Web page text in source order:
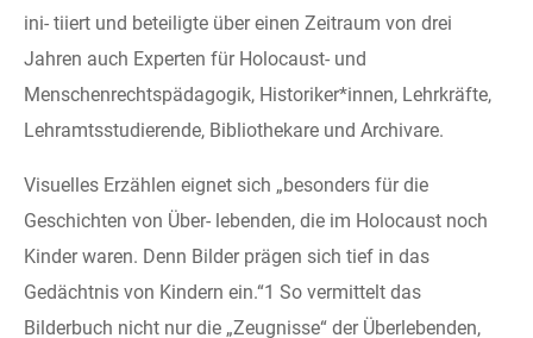
ini- tiiert und beteiligte über einen Zeitraum von drei
Jahren auch Experten für Holocaust- und
Menschenrechtspädagogik, Historiker*innen, Lehrkräfte,
Lehramtsstudierende, Bibliothekare und Archivare.
Visuelles Erzählen eignet sich „besonders für die
Geschichten von Über- lebenden, die im Holocaust noch
Kinder waren. Denn Bilder prägen sich tief in das
Gedächtnis von Kindern ein.“1 So vermittelt das
Bilderbuch nicht nur die „Zeugnisse“ der Überlebenden,